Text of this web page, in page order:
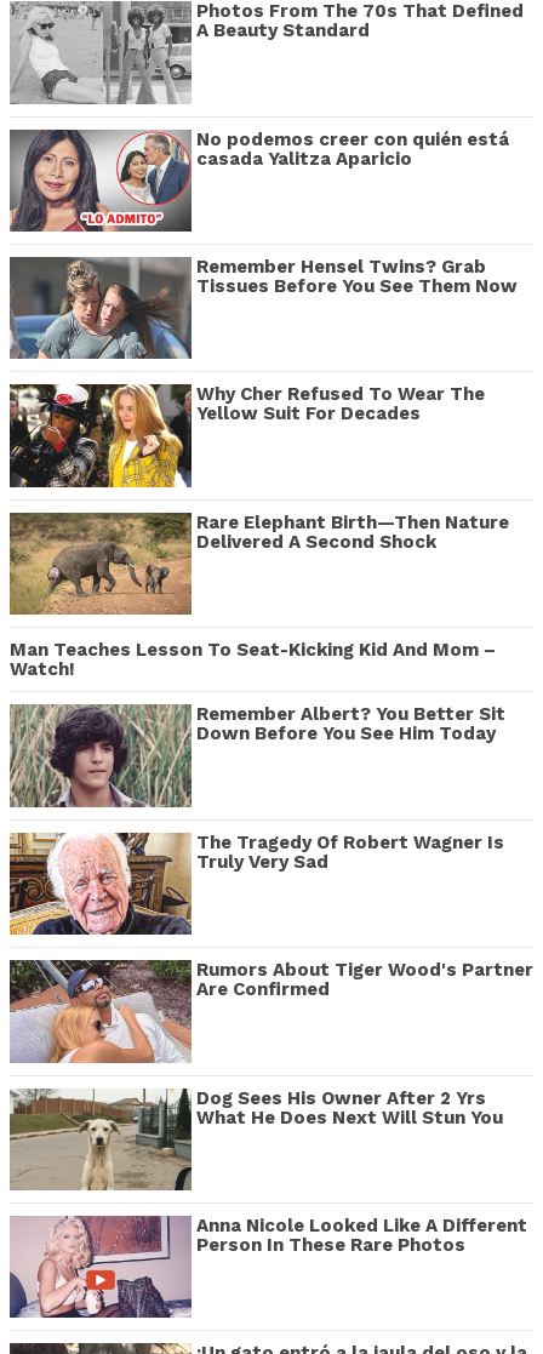
Photos From The 70s That Defined
A Beauty Standard
No podemos creer con quién está
casada Yalitza Aparicio
Remember Hensel Twins? Grab
Tissues Before You See Them Now
Why Cher Refused To Wear The
Yellow Suit For Decades
Rare Elephant Birth—Then Nature
Delivered A Second Shock
Man Teaches Lesson To Seat-Kicking Kid And Mom –
Watch!
Remember Albert? You Better Sit
Down Before You See Him Today
The Tragedy Of Robert Wagner Is
Truly Very Sad
Rumors About Tiger Wood's Partner
Are Confirmed
Dog Sees His Owner After 2 Yrs
What He Does Next Will Stun You
Anna Nicole Looked Like A Different
Person In These Rare Photos